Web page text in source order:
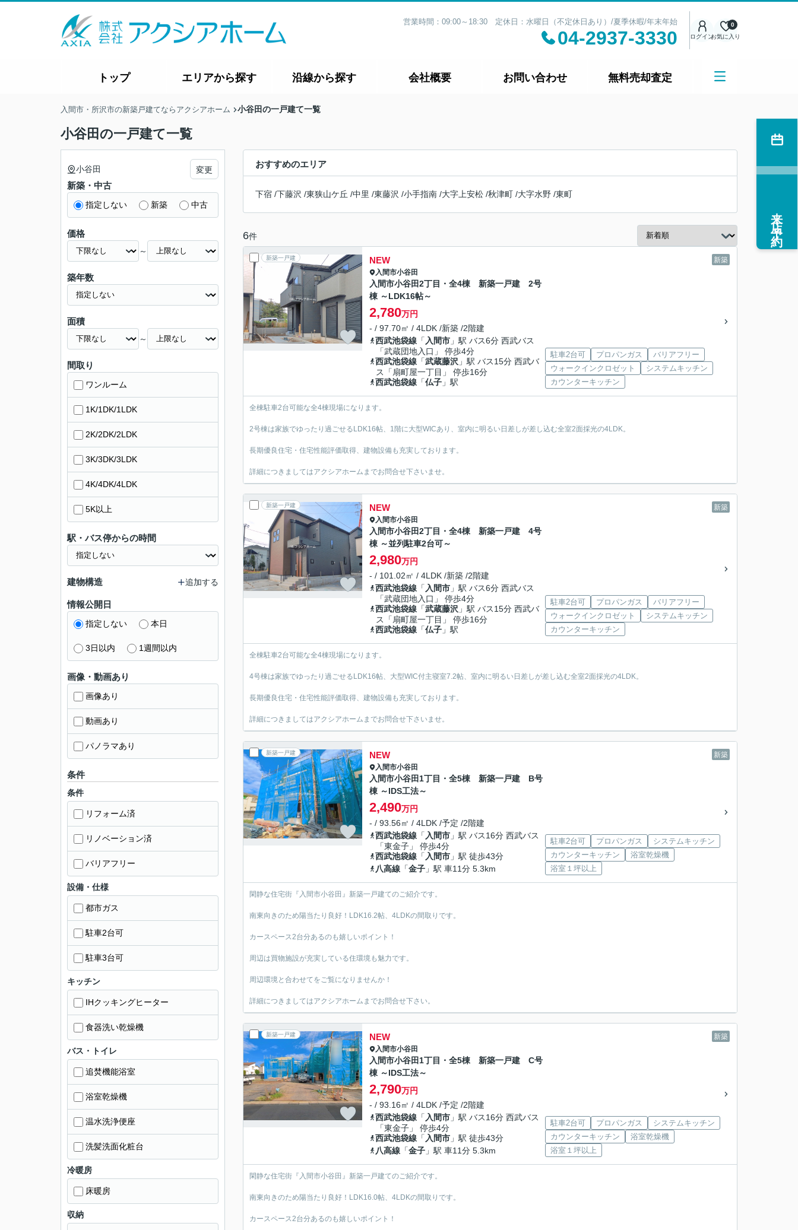
営業時間：09:00～18:30 定休日：水曜日（不定休日あり）/夏季休暇/年末年始
04-2937-3330 ログインお気に入り
0
トップ エリアから探す 沿線から探す 会社概要 お問い合わせ 無料売却査定
入間市・所沢市の新築戸建てならアクシアホーム 小谷田の一戸建て一覧
小谷田の一戸建て一覧
おすすめのエリア
下宿 /下藤沢 /東狭山ケ丘 /中里 /東藤沢 /小手指南 /大字上安松 /秋津町 /大字水野 /東町
6件
新築一戸建 新築
NEW
入間市小谷田
入間市小谷田2丁目・全4棟 新築一戸建 2号
棟 ～LDK16帖～
2,780万円
- / 97.70㎡ / 4LDK /新築 /2階建
西武池袋線 「 入間市 」駅 バス6分 西武バス
「武蔵団地入口」 停歩4分
西武池袋線 「武蔵藤沢 」駅 バス15分 西武バ
ス「扇町屋一丁目」 停歩16分
西武池袋線 「仏子 」駅
駐車2台可 プロパンガス
バリアフリー
ウォークインクロゼット
システムキッチン
カウンターキッチン
全棟駐車2台可能な全4棟現場になります。
2号棟は家族でゆったり過ごせるLDK16帖、1階に大型WICあり、室内に明るい日差しが差し込む全室2面採光の4LDK。
長期優良住宅・住宅性能評価取得、建物設備も充実しております。
詳細につきましてはアクシアホームまでお問合せ下さいませ。
新築一戸建 新築
NEW
入間市小谷田
入間市小谷田2丁目・全4棟 新築一戸建 4号
棟 ～並列駐車2台可～
2,980万円
- / 101.02㎡ / 4LDK /新築 /2階建
西武池袋線 「 入間市 」駅 バス6分 西武バス
「武蔵団地入口」 停歩4分
西武池袋線 「武蔵藤沢 」駅 バス15分 西武バ
ス「扇町屋一丁目」 停歩16分
西武池袋線 「仏子 」駅
駐車2台可 プロパンガス
バリアフリー
ウォークインクロゼット
システムキッチン
カウンターキッチン
全棟駐車2台可能な全4棟現場になります。
4号棟は家族でゆったり過ごせるLDK16帖、大型WIC付主寝室7.2帖、室内に明るい日差しが差し込む全室2面採光の4LDK。
長期優良住宅・住宅性能評価取得、建物設備も充実しております。
詳細につきましてはアクシアホームまでお問合せ下さいませ。
新築一戸建 新築
NEW
入間市小谷田
入間市小谷田1丁目・全5棟 新築一戸建 B号
棟 ～IDS工法～
2,490万円
- / 93.56㎡ / 4LDK /予定 /2階建
西武池袋線 「 入間市 」駅 バス16分 西武バス
「東金子」 停歩4分
西武池袋線 「 入間市 」駅 徒歩43分
八高線 「金子 」駅 車11分 5.3km
駐車2台可 プロパンガス
システムキッチン
カウンターキッチン
浴室乾燥機
浴室１坪以上
閑静な住宅街『入間市小谷田』新築一戸建てのご紹介です。
南東向きのため陽当たり良好！LDK16.2帖、4LDKの間取りです。
カースペース2台分あるのも嬉しいポイント！
周辺は買物施設が充実している住環境も魅力です。
周辺環境と合わせてをご覧になりませんか！
詳細につきましてはアクシアホームまでお問合せ下さい。
新築一戸建 新築
NEW
入間市小谷田
入間市小谷田1丁目・全5棟 新築一戸建 C号
棟 ～IDS工法～
2,790万円
- / 93.16㎡ / 4LDK /予定 /2階建
西武池袋線 「 入間市 」駅 バス16分 西武バス
「東金子」 停歩4分
西武池袋線 「 入間市 」駅 徒歩43分
八高線 「金子 」駅 車11分 5.3km
駐車2台可 プロパンガス
システムキッチン
カウンターキッチン
浴室乾燥機
浴室１坪以上
閑静な住宅街『入間市小谷田』新築一戸建てのご紹介です。
南東向きのため陽当たり良好！LDK16.0帖、4LDKの間取りです。
カースペース2台分あるのも嬉しいポイント！
小谷田 変更
新築・中古
指定しない 新築 中古
価格
～
築年数
面積
～
間取り
ワンルーム
1K/1DK/1LDK
2K/2DK/2LDK
3K/3DK/3LDK
4K/4DK/4LDK
5K以上
駅・バス停からの時間
建物構造 追加する
情報公開日
指定しない 本日
3日以内 1週間以内
画像・動画あり
画像あり
動画あり
パノラマあり
条件
条件
リフォーム済
リノベーション済
バリアフリー
設備・仕様
都市ガス
駐車2台可
駐車3台可
キッチン
IHクッキングヒーター
食器洗い乾燥機
バス・トイレ
追焚機能浴室
浴室乾燥機
温水洗浄便座
洗髪洗面化粧台
冷暖房
床暖房
収納
来店予約